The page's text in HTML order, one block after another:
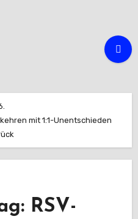
mit 1:1-Unentschieden
RSV-